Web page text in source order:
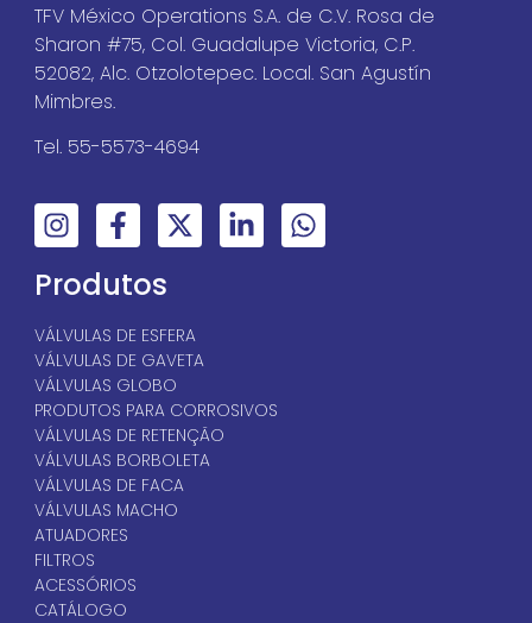
TFV México Operations S.A. de C.V. Rosa de
Sharon #75, Col. Guadalupe Victoria, C.P.
52082, Alc. Otzolotepec. Local. San Agustín
Mimbres.
Tel. 55-5573-4694
Produtos
VÁLVULAS DE ESFERA
VÁLVULAS DE GAVETA
VÁLVULAS GLOBO
PRODUTOS PARA CORROSIVOS
VÁLVULAS DE RETENÇÃO
VÁLVULAS BORBOLETA
VÁLVULAS DE FACA
VÁLVULAS MACHO
ATUADORES
FILTROS
ACESSÓRIOS
CATÁLOGO